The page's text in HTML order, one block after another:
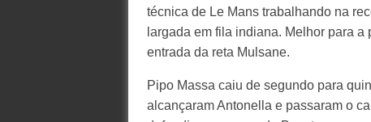
técnica de Le Mans trabalhando na
largada em fila indiana. Melhor para
entrada da reta Mulsane.
Pipo Massa caiu de segundo para
alcançaram Antonella e passaram o